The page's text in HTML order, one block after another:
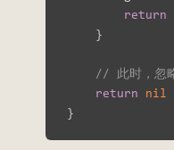
return
}
// 此时，忽
return
nil
}